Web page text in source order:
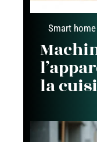
Smart home
la